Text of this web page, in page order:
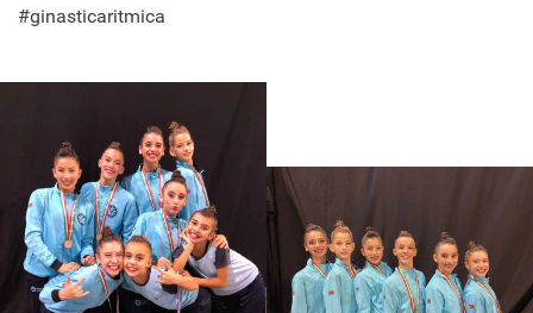
#ginasticaritmica